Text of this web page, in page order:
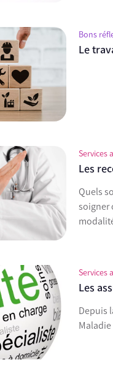
Bons
Le
Services
Les
Quels
soigner
Services
Les
Depuis
Maladie